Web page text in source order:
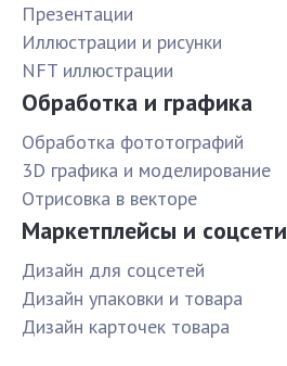
Презентации
Иллюстрации и рисунки
NFT иллюстрации
Обработка и графика
Обработка фототографий
3D графика и моделирование
Отрисовка в векторе
Маркетплейсы и соцсети
Дизайн для соцсетей
Дизайн упаковки и товара
Дизайн карточек товара